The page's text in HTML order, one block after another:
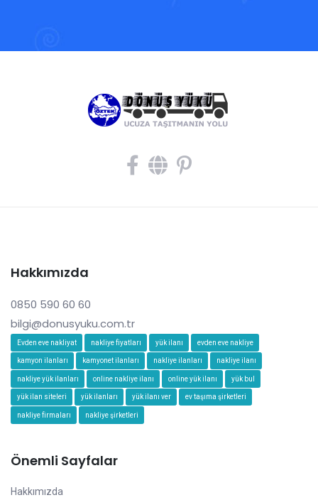
Hakkımızda
0850 590 60 60
bilgi@donusyuku.com.tr
Evden eve nakliyat nakliye fiyatları yük ilanı evden eve nakliye
kamyon ilanları kamyonet ilanları nakliye ilanları nakliye ilanı
nakliye yük ilanları online nakliye ilanı online yük ilanı yük bul
yük ilan siteleri yük ilanları yük ilanı ver ev taşıma şirketleri
nakliye firmaları nakliye şirketleri
Önemli Sayfalar
Hakkımızda